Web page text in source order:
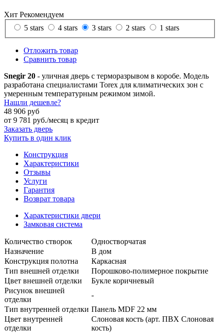
Хит Рекомендуем
5 stars
4 stars 3 stars 2 stars 1 stars
Отложить товар
Сравнить товар
Snegir 20 - уличная дверь с терморазрывом в коробе. Модель
разработана специалистами Torex для климатических зон с
умеренным температурным режимом зимой.
Нашли дешевле?
48 906 руб
от 9 781 руб./месяц в кредит
Заказать дверь
Купить в один клик
Конструкция
Характеристики
Отзывы
Услуги
Гарантия
Возврат товара
Характеристики двери
Замковая система
Количество створок
Одностворчатая
Назначение
В дом
Конструкция полотна
Каркасная
Тип внешней отделки
Порошково-полимерное покрытие
Цвет внешней отделки
Букле коричневый
Рисунок внешней
отделки
-
Тип внутренней отделки Панель MDF 22 мм
Цвет внутренней
отделки
Слоновая кость (арт. ПВХ Слоновая
кость)